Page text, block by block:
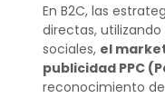
En B2C, las
directas,
sociales, el
publicidad PPC
reconocimiento